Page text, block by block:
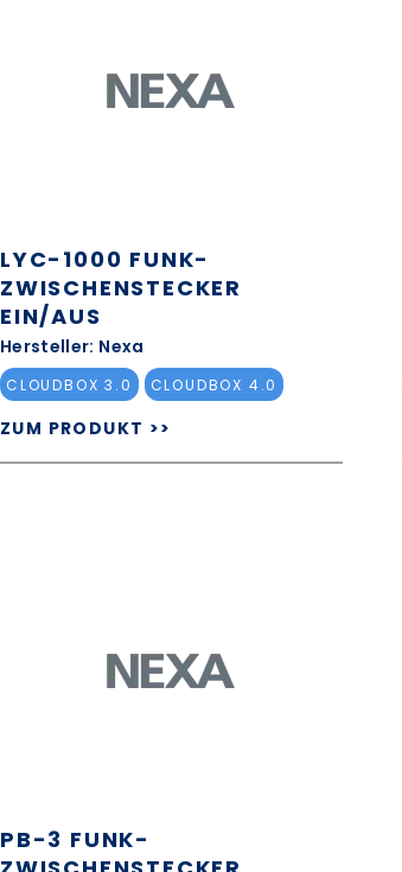
LYC-1000 FUNK-
ZWISCHENSTECKER
EIN/AUS
Hersteller: Nexa
CLOUDBOX 3.0 CLOUDBOX 4.0
ZUM PRODUKT >>
PB-3 FUNK-